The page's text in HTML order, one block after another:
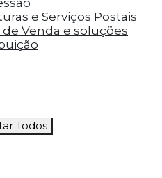
são usados para
anúncios
nas páginas que eles
a eficácia da
Todos
e Serviços Postais
Venda e soluções